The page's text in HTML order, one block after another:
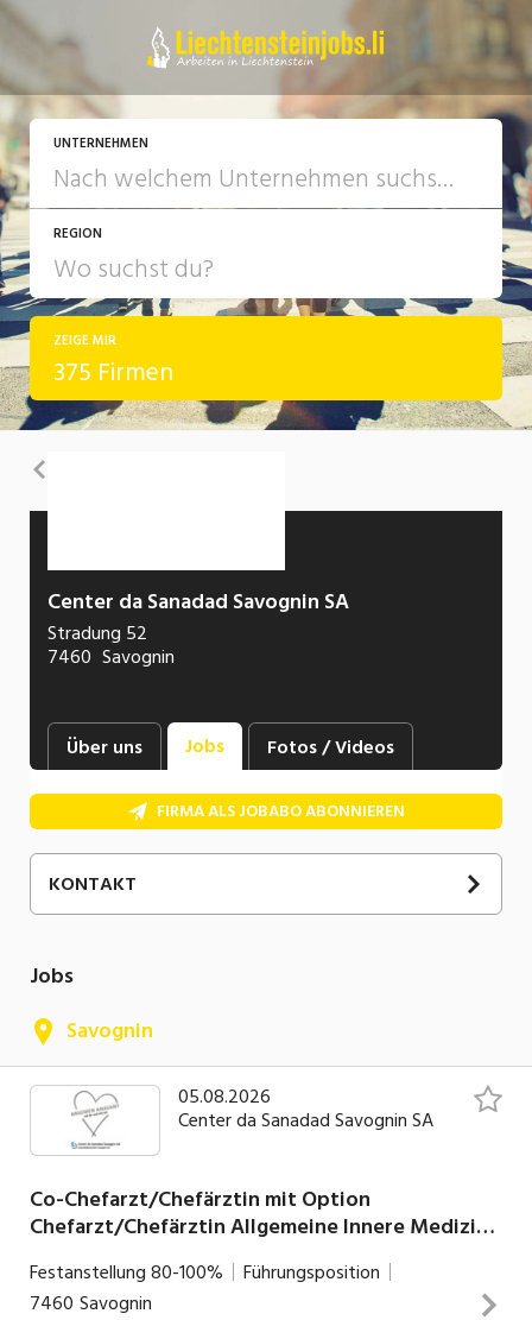
UNTERNEHMEN
REGION
ZEIGE MIR
375 Firmen
Center da Sanadad Savognin SA
Stradung 52
7460 Savognin
Über uns Jobs Fotos / Videos
FIRMA ALS JOBABO ABONNIEREN
KONTAKT
Jobs
Savognin
05.08.2026
Center da Sanadad Savognin SA
Co-Chefarzt/Chefärztin mit Option
Chefarzt/Chefärztin Allgemeine Innere Medizin
Festanstellung80-100%
Führungsposition
7460 Savognin